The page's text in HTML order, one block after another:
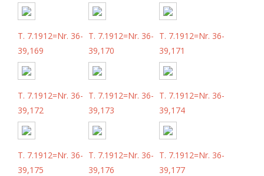
T. 7.1912=Nr. 36-
39,169
T. 7.1912=Nr. 36-
39,170
T. 7.1912=Nr. 36-
39,171
T. 7.1912=Nr. 36-
39,172
T. 7.1912=Nr. 36-
39,173
T. 7.1912=Nr. 36-
39,174
T. 7.1912=Nr. 36-
39,175
T. 7.1912=Nr. 36-
39,176
T. 7.1912=Nr. 36-
39,177